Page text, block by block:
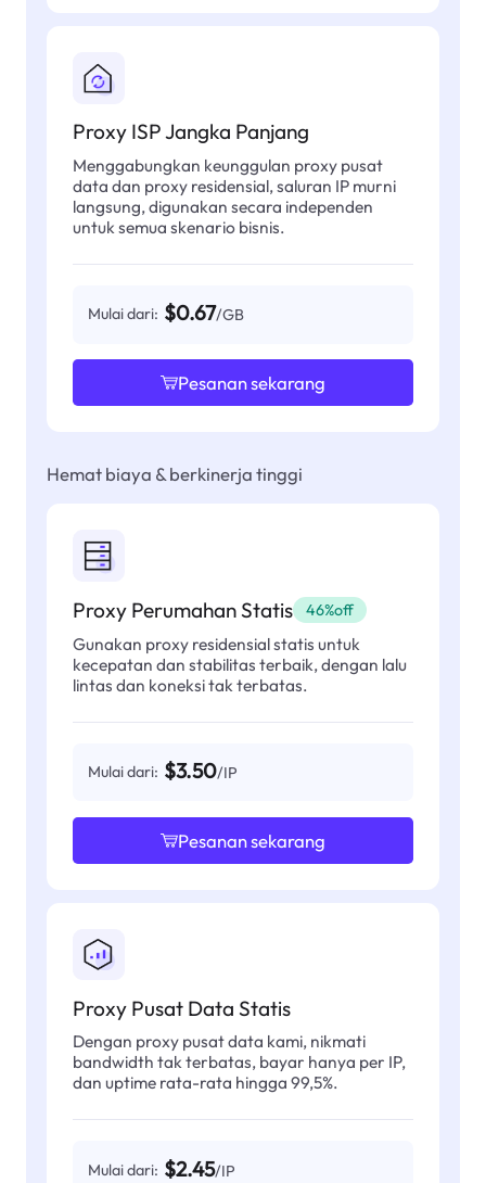
Proxy ISP Jangka Panjang
Menggabungkan keunggulan proxy pusat
data dan proxy residensial, saluran IP murni
langsung, digunakan secara independen
untuk semua skenario bisnis.
Mulai dari: $0.67/GB
Pesanan sekarang
Hemat biaya & berkinerja tinggi
Proxy Perumahan Statis 46%off
Gunakan proxy residensial statis untuk
kecepatan dan stabilitas terbaik, dengan lalu
lintas dan koneksi tak terbatas.
Mulai dari: $3.50/IP
Pesanan sekarang
Proxy Pusat Data Statis
Dengan proxy pusat data kami, nikmati
bandwidth tak terbatas, bayar hanya per IP,
dan uptime rata-rata hingga 99,5%.
Mulai dari: $2.45/IP